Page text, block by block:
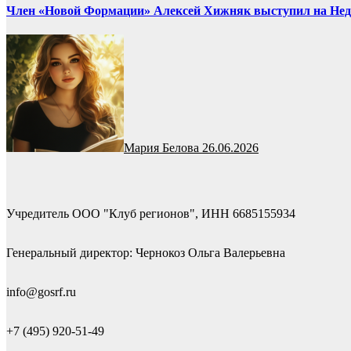
Член «Новой Формации» Алексей Хижняк выступил на
Мария Белова 26.06.2026
Учредитель ООО "Клуб регионов", ИНН 6685155934
Генеральный директор: Чернокоз Ольга Валерьевна
info@gosrf.ru
+7 (495) 920-51-49